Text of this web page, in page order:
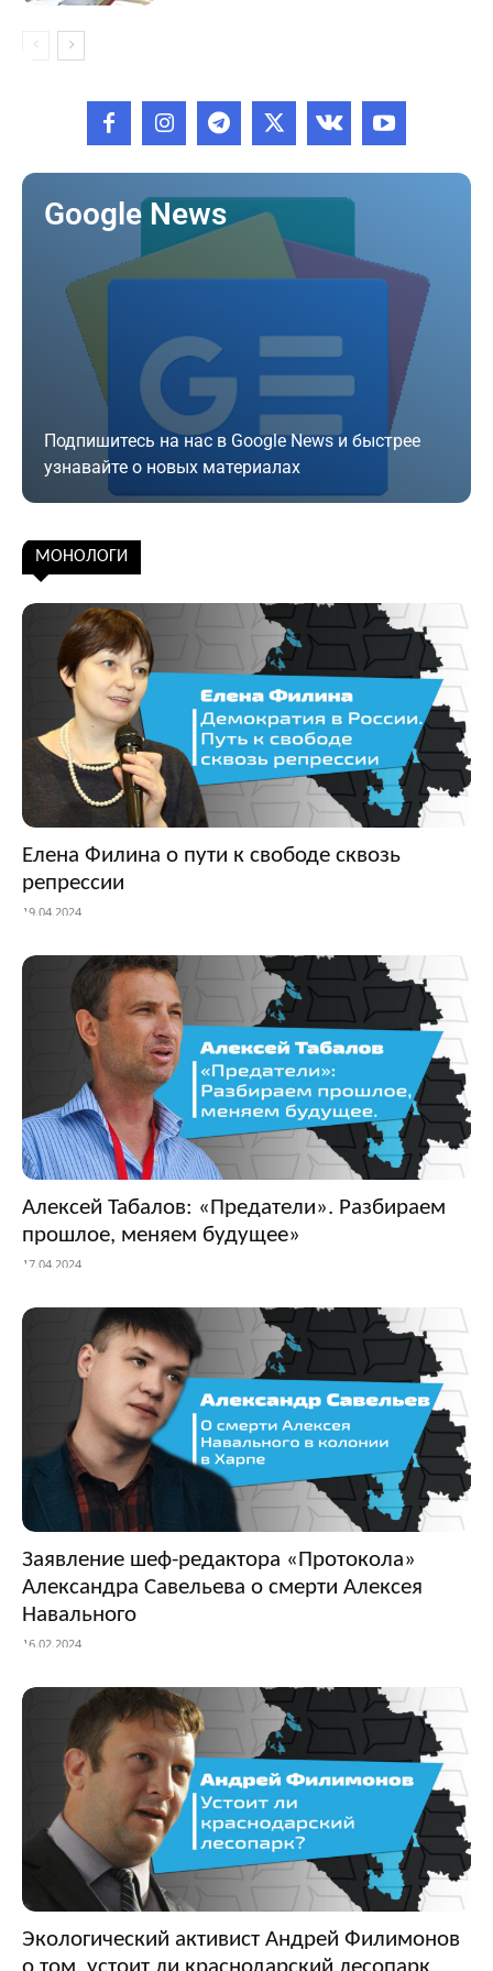
Google News
Подпишитесь на нас в Google News и быстрее
узнавайте о новых материалах
Подписаться
МОНОЛОГИ
Елена Филина о пути к свободе сквозь
репрессии
19.04.2024
Алексей Табалов: «Предатели». Разбираем
прошлое, меняем будущее»
17.04.2024
Заявление шеф-редактора «Протокола»
Александра Савельева о смерти Алексея
Навального
16.02.2024
Экологический активист Андрей Филимонов